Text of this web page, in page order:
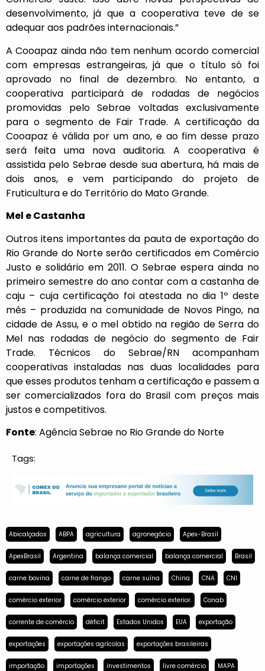
desenvolvimento, já que a cooperativa teve de se
adequar aos padrões internacionais.”
A Cooapaz ainda não tem nenhum acordo comercial
com empresas estrangeiras, já que o título só foi
aprovado no final de dezembro. No entanto, a
cooperativa participará de rodadas de negócios
promovidas pelo Sebrae voltadas exclusivamente
para o segmento de Fair Trade. A certificação da
Cooapaz é válida por um ano, e ao fim desse prazo
será feita uma nova auditoria. A cooperativa é
assistida pelo Sebrae desde sua abertura, há mais de
dois anos, e vem participando do projeto de
Fruticultura e do Território do Mato Grande.
Mel e Castanha
Outros itens importantes da pauta de exportação do
Rio Grande do Norte serão certificados em Comércio
Justo e solidário em 2011. O Sebrae espera ainda no
primeiro semestre do ano contar com a castanha de
caju – cuja certificação foi atestada no dia 1º deste
mês – produzida na comunidade de Novos Pingo, na
cidade de Assu, e o mel obtido na região de Serra do
Mel nas rodadas de negócio do segmento de Fair
Trade. Técnicos do Sebrae/RN acompanham
cooperativas instaladas nas duas localidades para
que esses produtos tenham a certificação e passem a
ser comercializados fora do Brasil com preços mais
justos e competitivos.
Fonte: Agência Sebrae no Rio Grande do Norte
Tags:
Abicalçados ABPA agricultura agronegócio Apex-Brasil
ApexBrasil Argentina balança comercial balança comercial Brasil
carne bovina carne de frango carne suína China CNA CNI
comércio exterior comércio exterior comércio exterior. Conab
corrente de comércio déficit Estados Unidos EUA exportação
exportações exportações agrícolas exportações brasileiras
importação importações investimentos livre comércio MAPA